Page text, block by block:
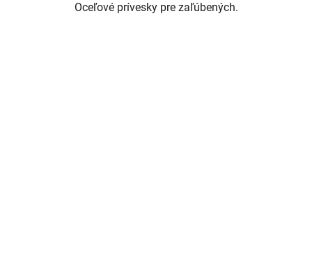
Oceľové prívesky pre zaľúbených.